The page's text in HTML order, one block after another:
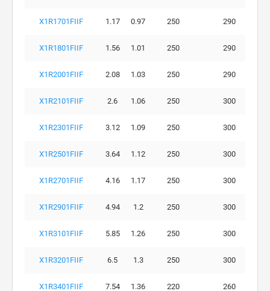
X1R1701FIIF 1.17 0.97 250 290
X1R1801FIIF 1.56 1.01 250 290
X1R2001FIIF 2.08 1.03 250 290
X1R2101FIIF 2.6 1.06 250 300
X1R2301FIIF 3.12 1.09 250 300
X1R2501FIIF 3.64 1.12 250 300
X1R2701FIIF 4.16 1.17 250 300
X1R2901FIIF 4.94 1.2 250 300
X1R3101FIIF 5.85 1.26 250 300
X1R3201FIIF 6.5 1.3 250 300
X1R3401FIIF 7.54 1.36 220 260